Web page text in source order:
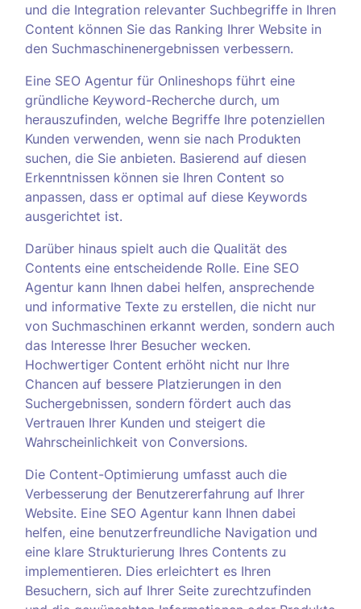
und die Integration relevanter Suchbegriffe in Ihren
Content können Sie das Ranking Ihrer Website in
den Suchmaschinenergebnissen verbessern.
Eine SEO Agentur für Onlineshops führt eine
gründliche Keyword-Recherche durch, um
herauszufinden, welche Begriffe Ihre potenziellen
Kunden verwenden, wenn sie nach Produkten
suchen, die Sie anbieten. Basierend auf diesen
Erkenntnissen können sie Ihren Content so
anpassen, dass er optimal auf diese Keywords
ausgerichtet ist.
Darüber hinaus spielt auch die Qualität des
Contents eine entscheidende Rolle. Eine SEO
Agentur kann Ihnen dabei helfen, ansprechende
und informative Texte zu erstellen, die nicht nur
von Suchmaschinen erkannt werden, sondern auch
das Interesse Ihrer Besucher wecken.
Hochwertiger Content erhöht nicht nur Ihre
Chancen auf bessere Platzierungen in den
Suchergebnissen, sondern fördert auch das
Vertrauen Ihrer Kunden und steigert die
Wahrscheinlichkeit von Conversions.
Die Content-Optimierung umfasst auch die
Verbesserung der Benutzererfahrung auf Ihrer
Website. Eine SEO Agentur kann Ihnen dabei
helfen, eine benutzerfreundliche Navigation und
eine klare Strukturierung Ihres Contents zu
implementieren. Dies erleichtert es Ihren
Besuchern, sich auf Ihrer Seite zurechtzufinden